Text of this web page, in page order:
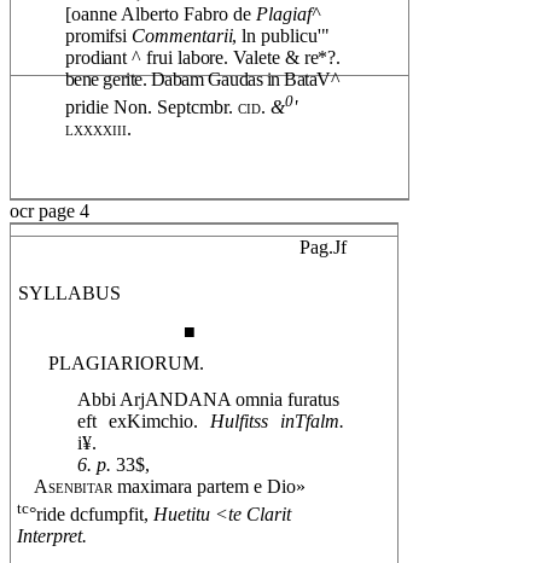
[oanne Alberto Fabro de Plagiaf^
promifsi Commentarii, ln publicu'"
prodiant ^ frui labore. Valete & re*?.
bene gerite. Dabam Gaudas in BataV^
pridie Non. Septcmbr. cid. &0'
lxxxxiii.
ocr page 4
Pag.Jf
SYLLABUS
■
PLAGIARIORUM.
Abbi ArjANDANA omnia furatus
eft exKimchio. Hulfitss inTfalm.
i¥.
6. p. 33$,
Asenbitar maximara partem e Dio»
tc°ride dcfumpfit, Huetitu <te Clarit
Interpret.